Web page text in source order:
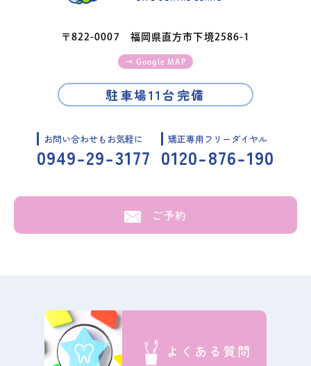
〒822-0007 福岡県直方市下境2586-1
→ Google MAP
駐車場11台完備
お問い合わせもお気軽に
0949-29-3177
矯正専用フリーダイヤル
0120-876-190
ご予約